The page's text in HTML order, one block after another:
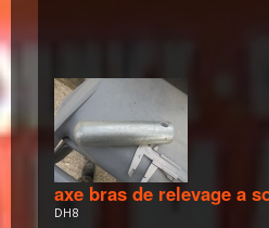
axe bras de relevage a
DH8